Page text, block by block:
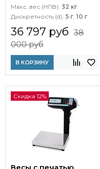
Макс. вес (НПВ): 32 кг
Дискретность (d): 5 г, 10 г
36 797 руб 38
000 руб
В КОРЗИНУ
Скидка 12%